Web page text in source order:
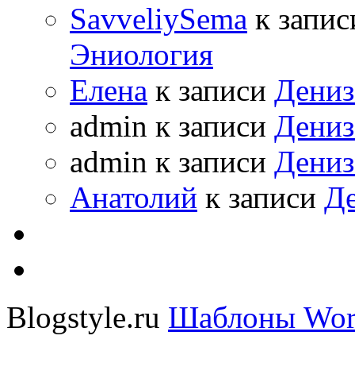
SavveliySema к
Эниология
Елена к записи
admin к записи
admin к записи
Анатолий к записи
Blogstyle.ru Шаблоны